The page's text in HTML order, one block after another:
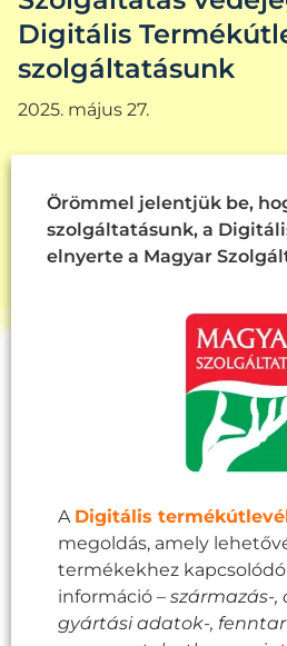
Digitális
szolgáltatásunk
2025. május 27.
Örömmel jelentjük be,
szolgáltatásunk, a
elnyerte a Magyar
A Digitális termékútlevél
megoldás, amely
termékekhez kapcsolódó
információ – származás-,
gyártási adatok-,